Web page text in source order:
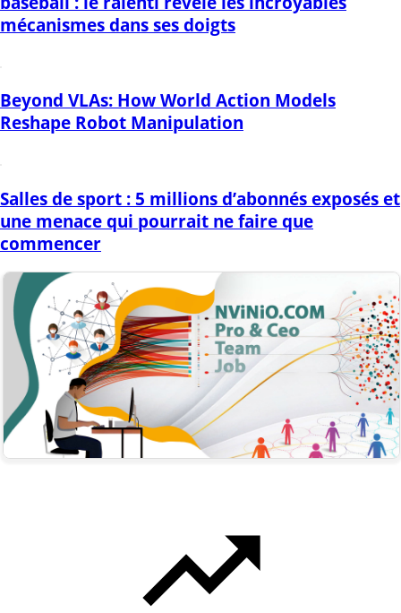
mécanismes dans ses doigts
Beyond VLAs: How World Action Models
Reshape Robot Manipulation
Salles de sport : 5 millions d’abonnés exposés et
une menace qui pourrait ne faire que
commencer